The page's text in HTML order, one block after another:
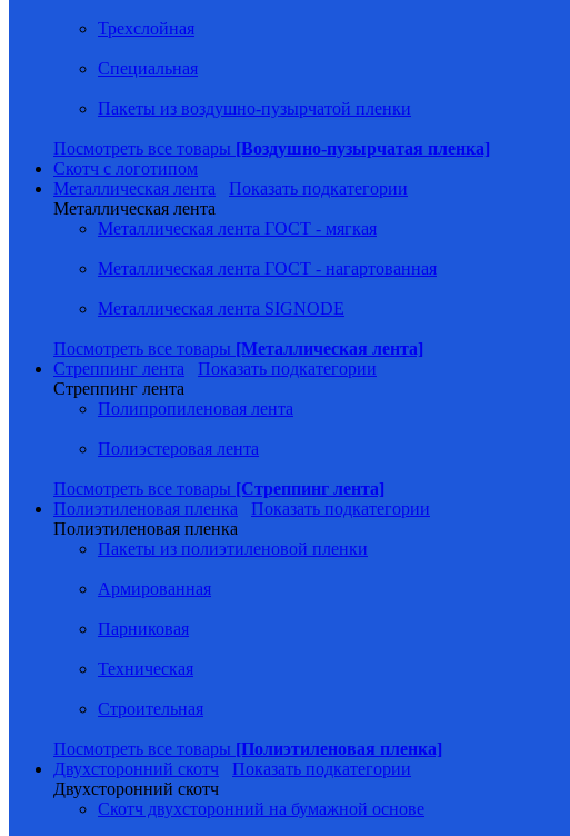
Трехслойная
Специальная
Пакеты из воздушно-пузырчатой пленки
Посмотреть все товары [Воздушно-пузырчатая пленка]
Скотч с логотипом
Металлическая лента
Показать подкатегории
Металлическая лента
Металлическая лента ГОСТ - мягкая
Металлическая лента ГОСТ - нагартованная
Металлическая лента SIGNODE
Посмотреть все товары [Металлическая лента]
Стреппинг лента
Показать подкатегории
Стреппинг лента
Полипропиленовая лента
Полиэстеровая лента
Посмотреть все товары [Стреппинг лента]
Полиэтиленовая пленка
Показать подкатегории
Полиэтиленовая пленка
Пакеты из полиэтиленовой пленки
Армированная
Парниковая
Техническая
Строительная
Посмотреть все товары [Полиэтиленовая пленка]
Двухсторонний скотч
Показать подкатегории
Двухсторонний скотч
Скотч двухсторонний на бумажной основе